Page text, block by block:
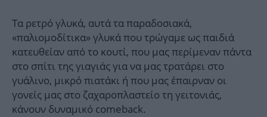
Τα ρετρό γλυκά, αυτά τα παραδοσιακά,
«παλιομοδίτικα» γλυκά που τρώγαμε ως παιδιά
κατευθείαν από το κουτί, που μας περίμεναν πάντα
στο σπίτι της γιαγιάς για να μας τρατάρει στο
γυάλινο, μικρό πιατάκι ή που μας έπαιρναν οι
γονείς μας στο ζαχαροπλαστείο τη γειτονιάς,
κάνουν δυναμικό comeback.